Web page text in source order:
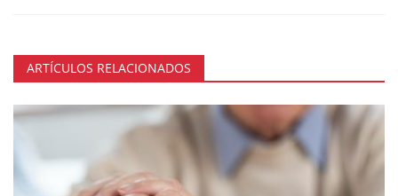
ARTÍCULOS RELACIONADOS